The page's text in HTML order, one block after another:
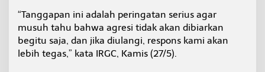
a
r
a
i
“Tanggapan ini adalah peringatan serius agar
musuh tahu bahwa agresi tidak akan dibiarkan
begitu saja, dan jika diulangi, respons kami akan
lebih tegas,” kata IRGC, Kamis (27/5).